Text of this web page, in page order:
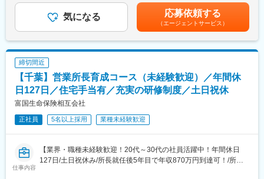
・営業ノウハウや提案スキル向上の研修
・定期的な検定・振り返りミーティング
→ 長期的なキャリア形成に役立つ内容が揃っています。
■組織構成
20～40代のメンバーが中心。
個々で戦うスタイルではなく、チームでサポートし合いながら成
果を積み上げる文化があります。
“数字至上主義”ではなく、お客様目線の提案を大切にする営業スタ
イルです。
変更の範囲：無
■当部門のミッション：
・年間の販売目標の達成および新規顧客とのリレーション構築
・自身の専門知識を深め、業界内での信頼性を高める
※入行後に証券外務員１種・行内デリバティブ販売資格を取得いた
だく可能性がございます。
※先輩社員によるOJTをメインに実務キャッチアップをしていただ
■採用背景：
も目安の金額であり、選考を通じて上下する可能性があります。
月給(月額)は固定手当を含めた表記です。
気になる 応募依頼する
（エージェントサービス）
締切間近
【千葉】営業所長育成コース（未経験歓迎）／年間休
日127日／住宅手当有／充実の研修制度／土日祝休
富国生命保険相互会社
正社員 5名以上採用 業種未経験歓迎
仕事内容
【業界・職種未経験歓迎！20代～30代の社員活躍中！年間休日
127日/土日祝休み/所長就任後5年目で年収870万円到達可！/所定